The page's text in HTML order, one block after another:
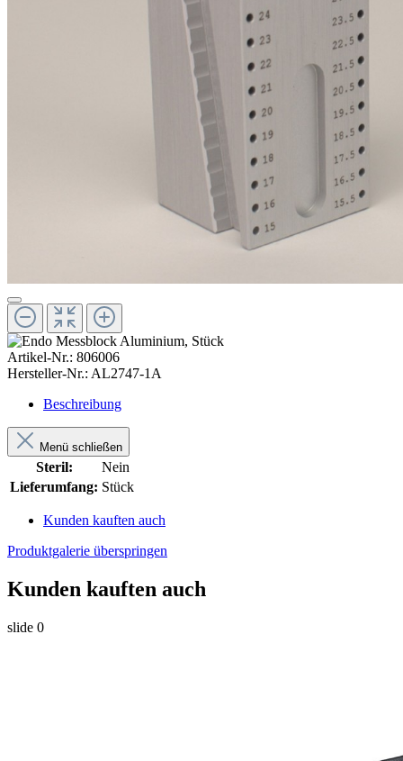
Artikel-Nr.: 806006
Hersteller-Nr.: AL2747-1A
Beschreibung
Menü schließen
Steril:
Nein
Lieferumfang: Stück
Kunden kauften auch
Produktgalerie überspringen
Kunden kauften auch
slide 0